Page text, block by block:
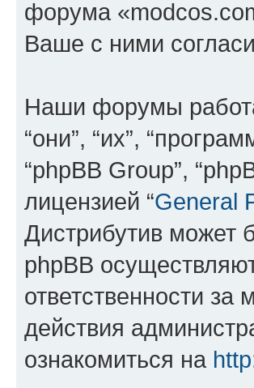
форума
Ваше с ними
Наши форумы
“они”, “их”,
“phpBB Group”,
лицензией “General
Дистрибутив может
phpBB
ответственности
действия
ознакомиться на